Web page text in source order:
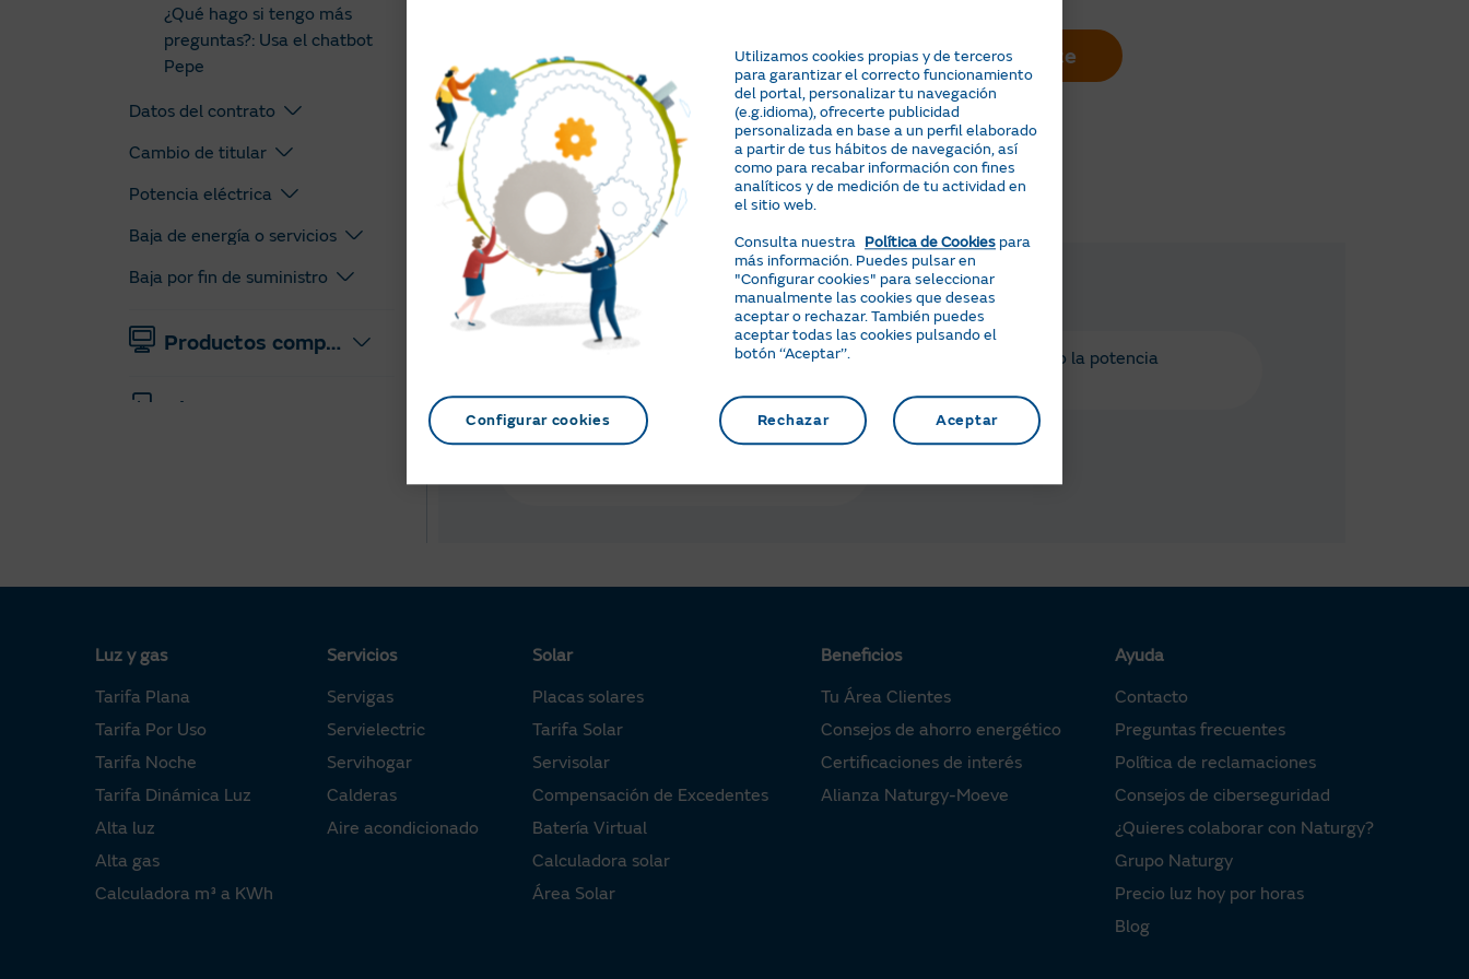
¿Qué hago si tengo más
preguntas?: Usa el chatbot
Pepe
Datos del contrato
Cambio de titular
Potencia eléctrica
Baja de energía o servicios
Baja por fin de suministro
Productos complementarios
Regístrate Ir a Área Cliente
Descarga la App de Área Clientes
¿Te ha parecido útil esta información?
Preguntas y gestiones relacionadas
¿Cómo obtener una copia de mi
¿Cómo consulto la potencia
Luz y gas
Tarifa Plana
Tarifa Por Uso
Tarifa Noche
Tarifa Dinámica Luz
Alta luz
Alta gas
Calculadora m³ a KWh
Servicios
Servigas
Servielectric
Servihogar
Calderas
Aire acondicionado
Solar
Placas solares
Tarifa Solar
Servisolar
Compensación de Excedentes
Batería Virtual
Calculadora solar
Área Solar
Beneficios
Tu Área Clientes
Consejos de ahorro energético
Certificaciones de interés
Alianza Naturgy-Moeve
Ayuda
Contacto
Preguntas frecuentes
Política de reclamaciones
Consejos de ciberseguridad
¿Quieres colaborar con Naturgy?
Grupo Naturgy
Precio luz hoy por horas
Blog
Utilizamos cookies propias y de terceros
para garantizar el correcto funcionamiento
del portal, personalizar tu navegación
(e.g.idioma), ofrecerte publicidad
personalizada en base a un perfil elaborado
a partir de tus hábitos de navegación, así
como para recabar información con fines
analíticos y de medición de tu actividad en
el sitio web.
Consulta nuestra Política de Cookies para
más información. Puedes pulsar en
"Configurar cookies" para seleccionar
manualmente las cookies que deseas
aceptar o rechazar. También puedes
aceptar todas las cookies pulsando el
botón ‘‘Aceptar’’.
Configurar cookies Rechazar Aceptar